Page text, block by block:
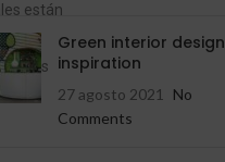
están
de
Green interior design
inspiration
27 agosto 2021
No
Comments